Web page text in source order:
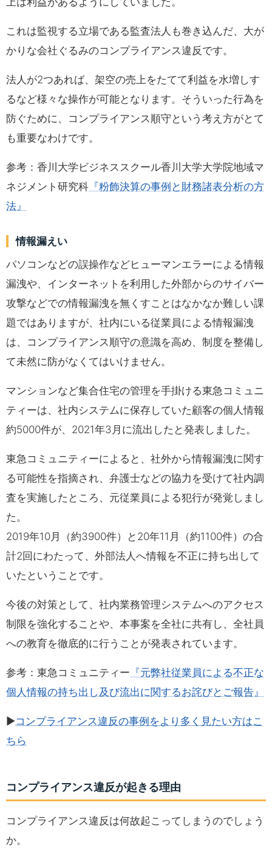
これは監視する立場である監査法人も巻き込んだ、大が
かりな会社ぐるみのコンプライアンス違反です。
法人が2つあれば、架空の売上をたてて利益を水増しす
るなど様々な操作が可能となります。そういった行為を
防ぐために、コンプライアンス順守という考え方がとて
も重要なわけです。
参考：香川大学ビジネススクール香川大学大学院地域マ
ネジメント研究科 『粉飾決算の事例と財務諸表分析の方
法』
情報漏えい
パソコンなどの誤操作などヒューマンエラーによる情報
漏洩や、インターネットを利用した外部からのサイバー
攻撃などでの情報漏洩を無くすことはなかなか難しい課
題ではありますが、社内にいる従業員による情報漏洩
は、コンプライアンス順守の意識を高め、制度を整備し
て未然に防がなくてはいけません。
マンションなど集合住宅の管理を手掛ける東急コミュニ
ティーは、社内システムに保存していた顧客の個人情報
約5000件が、2021年3月に流出したと発表しました。
東急コミュニティーによると、社外から情報漏洩に関す
る可能性を指摘され、弁護士などの協力を受けて社内調
査を実施したところ、元従業員による犯行が発覚しまし
た。
2019年10月（約3900件）と20年11月（約1100件）の合
計2回にわたって、外部法人へ情報を不正に持ち出して
いたということです。
今後の対策として、社内業務管理システムへのアクセス
制限を強化することや、本事案を全社に共有し、全社員
への教育を徹底的に行うことが発表されています。
参考：東急コミュニティー 『元弊社従業員による不正な
個人情報の持ち出し及び流出に関するお詫びとご報告』
▶コンプライアンス違反の事例をより多く見たい方はこ
ちら
コンプライアンス違反が起きる理由
コンプライアンス違反は何故起こってしまうのでしょう
か。